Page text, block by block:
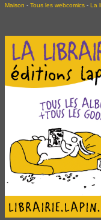
Maison - Tous les webcomics - La